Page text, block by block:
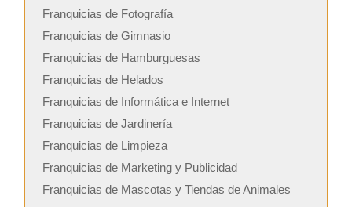
Franquicias de Fotografía
Franquicias de Gimnasio
Franquicias de Hamburguesas
Franquicias de Helados
Franquicias de Informática e Internet
Franquicias de Jardinería
Franquicias de Limpieza
Franquicias de Marketing y Publicidad
Franquicias de Mascotas y Tiendas de Animales